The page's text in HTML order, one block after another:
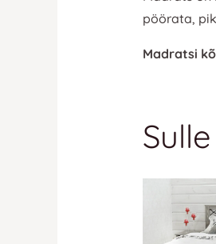
pöörata,
Madratsi